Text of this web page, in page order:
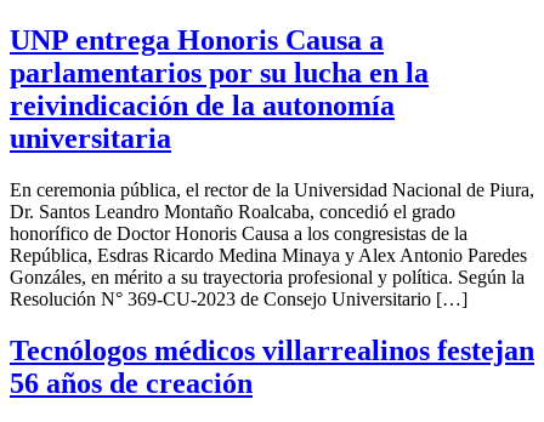
UNP entrega Honoris Causa a
parlamentarios por su lucha en la
reivindicación de la autonomía
universitaria
En ceremonia pública, el rector de la Universidad Nacional de Piura,
Dr. Santos Leandro Montaño Roalcaba, concedió el grado
honorífico de Doctor Honoris Causa a los congresistas de la
República, Esdras Ricardo Medina Minaya y Alex Antonio Paredes
Gonzáles, en mérito a su trayectoria profesional y política. Según la
Resolución N° 369-CU-2023 de Consejo Universitario […]
Tecnólogos médicos villarrealinos festejan
56 años de creación